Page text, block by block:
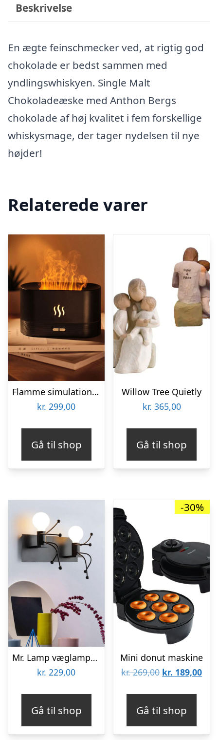
Beskrivelse
En ægte feinschmecker ved, at rigtig god
chokolade er bedst sammen med
yndlingswhiskyen. Single Malt
Chokoladeæske med Anthon Bergs
chokolade af høj kvalitet i fem forskellige
whiskysmage, der tager nydelsen til nye
højder!
Relaterede varer
Flamme simulations diffuser, aroma og luftfugter
kr. 299,00
Gå til shop
Willow Tree Quietly
kr. 365,00
Gå til shop
Mr. Lamp væglampe – to personer
kr. 229,00
Gå til shop
-30%
Mini donut maskine
kr.269,00 Den
kr. 269,00.
kr. 189,00Den
kr.
Gå til shop